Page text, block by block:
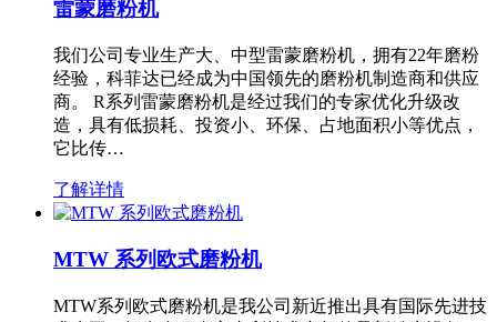
雷蒙磨粉机
我们公司专业生产大、中型雷蒙磨粉机，拥有22年磨粉
经验，科菲达已经成为中国领先的磨粉机制造商和供应
商。 R系列雷蒙磨粉机是经过我们的专家优化升级改
造，具有低损耗、投资小、环保、占地面积小等优点，
它比传…
了解详情
MTW 系列欧式磨粉机
MTW系列欧式磨粉机是我公司新近推出具有国际先进技